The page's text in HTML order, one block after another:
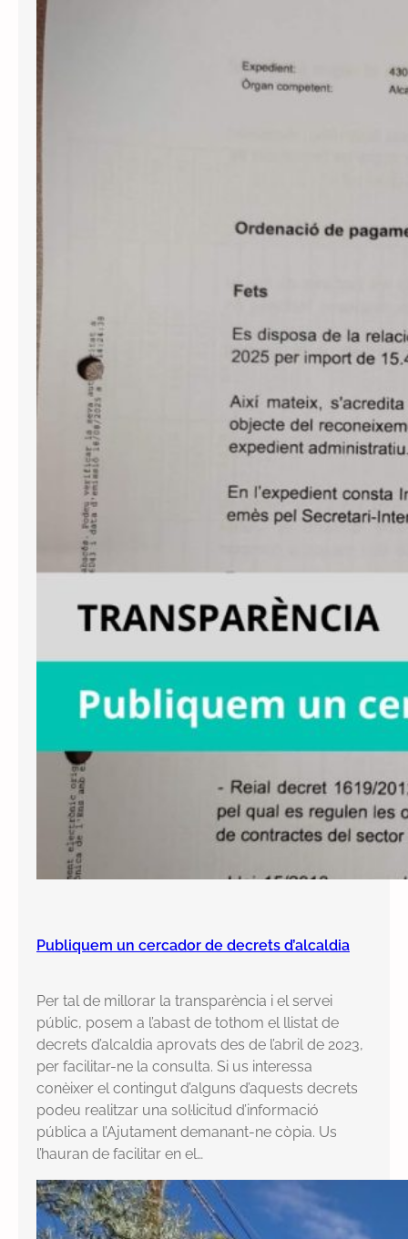
Publiquem un cercador de decrets d’alcaldia
Per tal de millorar la transparència i el servei
públic, posem a l’abast de tothom el llistat de
decrets d’alcaldia aprovats des de l’abril de 2023,
per facilitar-ne la consulta. Si us interessa
conèixer el contingut d’alguns d’aquests decrets
podeu realitzar una sol·licitud d’informació
pública a l’Ajutament demanant-ne còpia. Us
l’hauran de facilitar en el…